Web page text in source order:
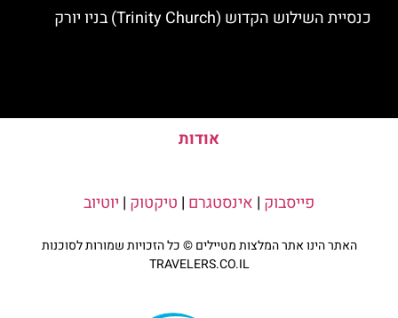
כנסיית השילוש הקדוש (Trinity Church) בניו יורק
אודות
פייסבוק | אינסטגרם | טיקטוק | יוטיוב
האתר הינו אתר המלצות מטיילים © כל הזכויות שמורות לסוכנות
TRAVELERS.CO.IL